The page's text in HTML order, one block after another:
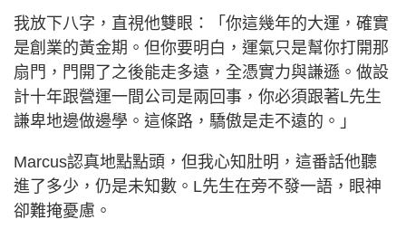
我放下八字，直視他雙眼：「你這幾年的大運，確實
是創業的黃金期。但你要明白，運氣只是幫你打開那
扇門，門開了之後能走多遠，全憑實力與謙遜。做設
計十年跟營運一間公司是兩回事，你必須跟著L先生
謙卑地邊做邊學。這條路，驕傲是走不遠的。」
Marcus認真地點點頭，但我心知肚明，這番話他聽
進了多少，仍是未知數。L先生在旁不發一語，眼神
卻難掩憂慮。